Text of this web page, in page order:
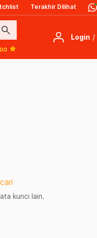
Terakhir Dilihat
search Login /
kunci lain.